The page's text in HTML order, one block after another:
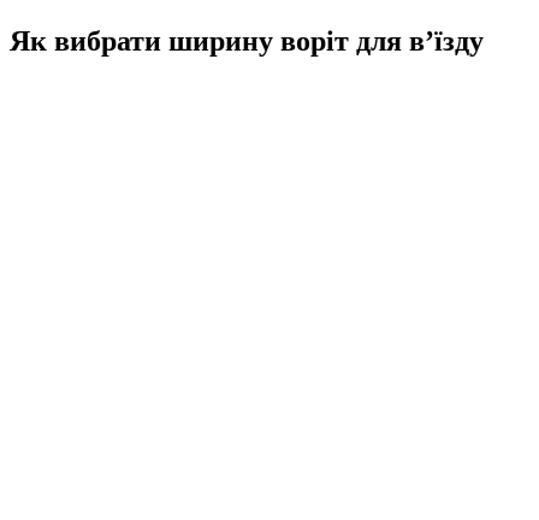
Як вибрати ширину воріт для в’їзду